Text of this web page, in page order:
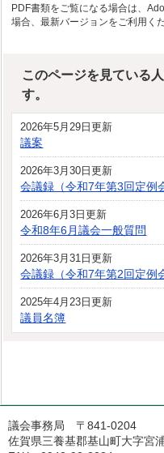
PDF書類をご覧になる場合は、
場合、最新バージョンをご利用く
このページを見ている
す。
2026年5月29日更新
議案
2026年3月30日更新
会議録（令和7年第3回定例
2026年6月3日更新
令和8年6月議会一般質問
2026年3月31日更新
会議録（令和7年第2回定例
2025年4月23日更新
議員名簿
議会事務局 〒841-0204
佐賀県三養基郡基山町大字